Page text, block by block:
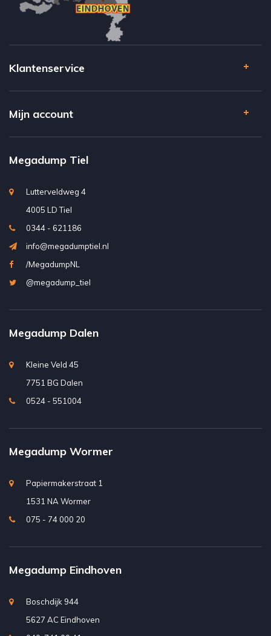
Klantenservice
Mijn account
Megadump Tiel
Lutterveldweg 4
4005 LD Tiel
0344 - 621186
info@megadumptiel.nl
/MegadumpNL
@megadump_tiel
Megadump Dalen
Kleine Veld 45
7751 BG Dalen
0524 - 551004
Megadump Wormer
Papiermakerstraat 1
1531 NA Wormer
075 - 74 000 20
Megadump Eindhoven
Boschdijk 944
5627 AC Eindhoven